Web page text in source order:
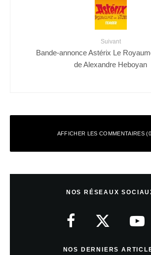
Suivant
Bande-annonce Astérix Le
de Alexandre Heboyan
AFFICHER LES COMMENTAIRES
NOS RÉSEAUX
NOS DERNIERS